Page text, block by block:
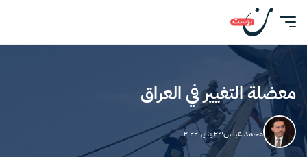
معضلة التغيير في العراق
محمد عباس٢٣ يناير ٢٠٢٢